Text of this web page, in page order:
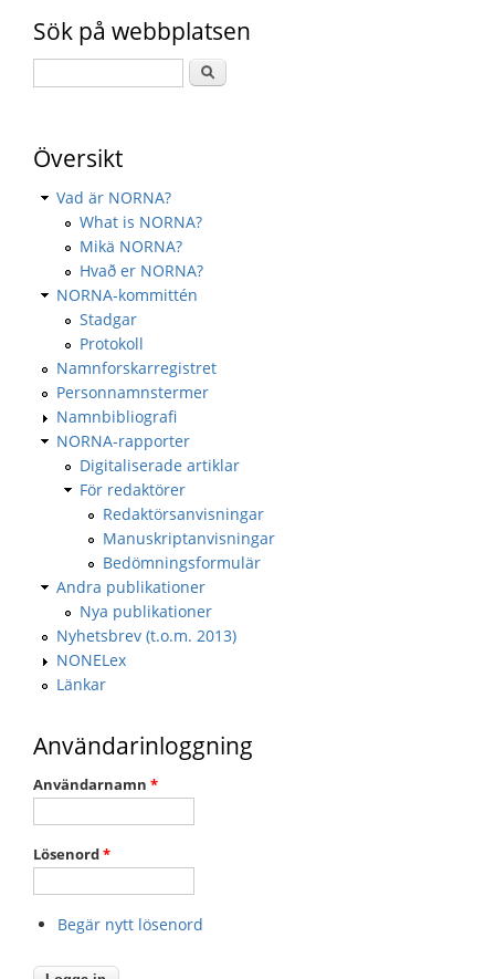
Sök på webbplatsen
Översikt
Vad är NORNA?
What is NORNA?
Mikä NORNA?
Hvað er NORNA?
NORNA-kommittén
Stadgar
Protokoll
Namnforskarregistret
Personnamnstermer
Namnbibliografi
NORNA-rapporter
Digitaliserade artiklar
För redaktörer
Redaktörsanvisningar
Manuskriptanvisningar
Bedömningsformulär
Andra publikationer
Nya publikationer
Nyhetsbrev (t.o.m. 2013)
NONELex
Länkar
Användarinloggning
Användarnamn *
Lösenord*
Begär nytt lösenord